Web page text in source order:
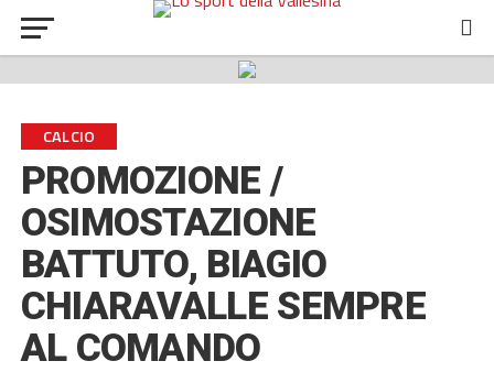
CALCIO
PROMOZIONE /
OSIMOSTAZIONE
BATTUTO, BIAGIO
CHIARAVALLE SEMPRE
AL COMANDO